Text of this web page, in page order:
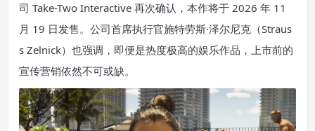
司 Take-Two Interactive 再次确认，本作将于 2026 年 11
月 19 日发售。公司首席执行官施特劳斯·泽尔尼克（Straus
s Zelnick）也强调，即便是热度极高的娱乐作品，上市前的
宣传营销依然不可或缺。